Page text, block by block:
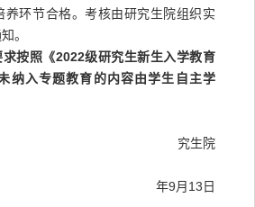
养环节合格。考核由研究生院组织实
。
按照《2022级研究生新生入学教育
纳入专题教育的内容由学生自主学
究生院
年9月13日